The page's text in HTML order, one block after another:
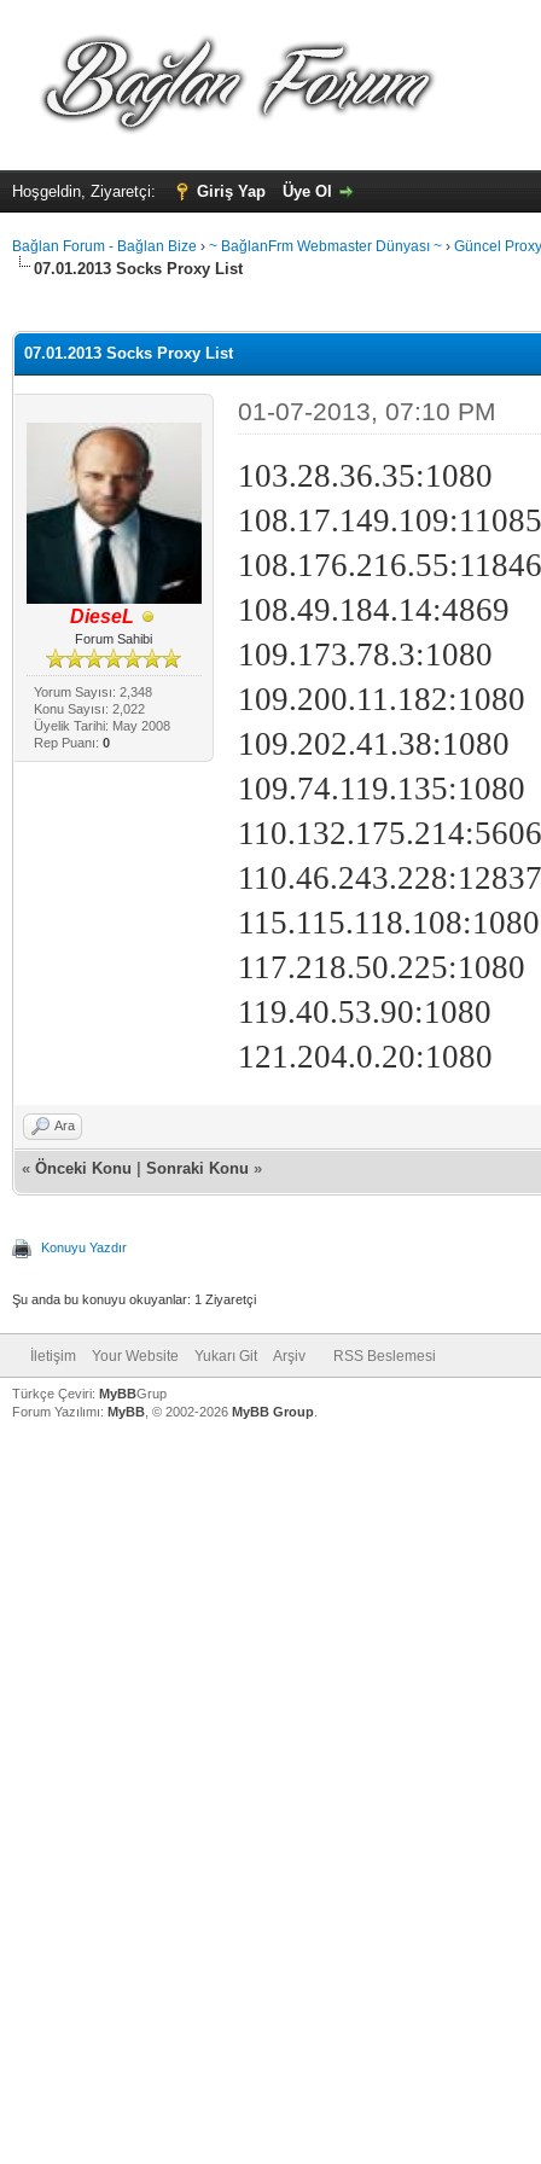
Hoşgeldin, Ziyaretçi: Giriş Yap Üye Ol
Bağlan Forum - Bağlan Bize › ~ BağlanFrm Webmaster Dünyası ~ › Güncel
07.01.2013 Socks Proxy List
07.01.2013 Socks Proxy List
DieseL
Forum Sahibi
Yorum Sayısı: 2,348
Konu Sayısı: 2,022
Üyelik Tarihi: May 2008
Rep Puanı: 0
01-07-2013, 07:10 PM
103.28.36.35:1080
108.17.149.109:11085
108.176.216.55:11846
108.49.184.14:4869
109.173.78.3:1080
109.200.11.182:1080
109.202.41.38:1080
109.74.119.135:1080
110.132.175.214:5606
110.46.243.228:12837
115.115.118.108:1080
117.218.50.225:1080
119.40.53.90:1080
121.204.0.20:1080
Ara
« Önceki Konu Sonraki Konu »
Konuyu Yazdır
Şu anda bu konuyu okuyanlar: 1 Ziyaretçi
İletişim Your Website Yukarı Git Arşiv RSS Beslemesi
Türkçe Çeviri: MyBBGrup
Forum Yazılımı: MyBB , © 2002-2026 MyBB Group